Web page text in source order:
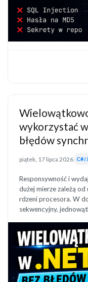
wykorzystać
błędów
piątek, 17 lipca 2026 C#/
Responsywność i
dużej mierze zależą
rdzeni procesora. W
sekwencyjny,